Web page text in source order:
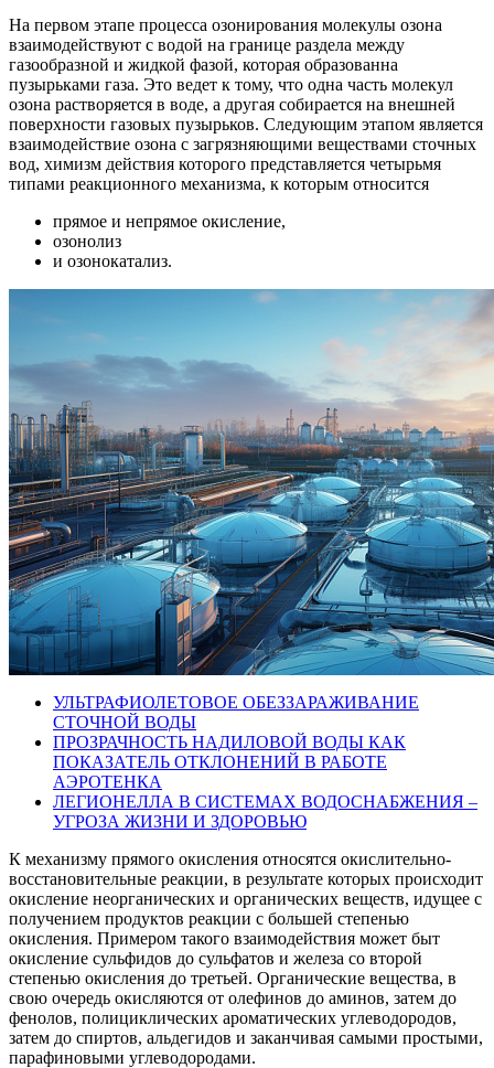
На первом этапе процесса озонирования молекулы озона
взаимодействуют с водой на границе раздела между
газообразной и жидкой фазой, которая образованна
пузырьками газа. Это ведет к тому, что одна часть молекул
озона растворяется в воде, а другая собирается на внешней
поверхности газовых пузырьков. Следующим этапом является
взаимодействие озона с загрязняющими веществами сточных
вод, химизм действия которого представляется четырьмя
типами реакционного механизма, к которым относится
прямое и непрямое окисление,
озонолиз
и озонокатализ.
УЛЬТРАФИОЛЕТОВОЕ ОБЕЗЗАРАЖИВАНИЕ
СТОЧНОЙ ВОДЫ
ПРОЗРАЧНОСТЬ НАДИЛОВОЙ ВОДЫ КАК
ПОКАЗАТЕЛЬ ОТКЛОНЕНИЙ В РАБОТЕ
АЭРОТЕНКА
ЛЕГИОНЕЛЛА В СИСТЕМАХ ВОДОСНАБЖЕНИЯ –
УГРОЗА ЖИЗНИ И ЗДОРОВЬЮ
К механизму прямого окисления относятся окислительно-
восстановительные реакции, в результате которых происходит
окисление неорганических и органических веществ, идущее с
получением продуктов реакции с большей степенью
окисления. Примером такого взаимодействия может быт
окисление сульфидов до сульфатов и железа со второй
степенью окисления до третьей. Органические вещества, в
свою очередь окисляются от олефинов до аминов, затем до
фенолов, полициклических ароматических углеводородов,
затем до спиртов, альдегидов и заканчивая самыми простыми,
парафиновыми углеводородами.